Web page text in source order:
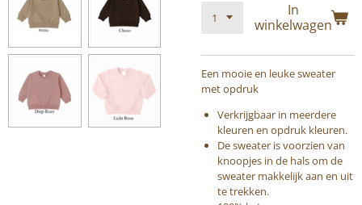
In
winkelwagen
Een mooie en leuke sweater
met opdruk
Verkrijgbaar in meerdere
kleuren en opdruk kleuren.
De sweater is voorzien van
knoopjes in de hals om de
sweater makkelijk aan en uit
te trekken.